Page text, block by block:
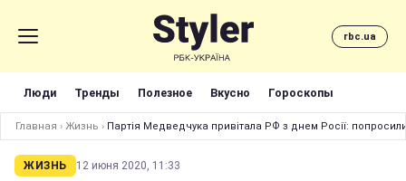
rbc.ua
Люди Тренды Полезное Вкусно Гороскопы
Главная › Жизнь › Партія Медведчука привітала РФ з днем Росії: попросили
ЖИЗНЬ 12 июня 2020, 11:33